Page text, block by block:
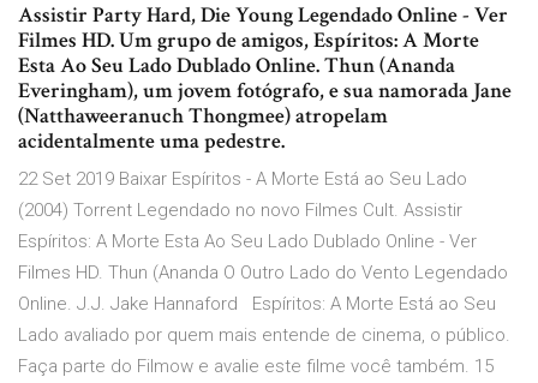
Assistir Party Hard, Die Young Legendado Online - Ver
Filmes HD. Um grupo de amigos, Espíritos: A Morte
Esta Ao Seu Lado Dublado Online. Thun (Ananda
Everingham), um jovem fotógrafo, e sua namorada Jane
(Natthaweeranuch Thongmee) atropelam
acidentalmente uma pedestre.
22 Set 2019 Baixar Espíritos - A Morte Está ao Seu Lado
(2004) Torrent Legendado no novo Filmes Cult. Assistir
Espíritos: A Morte Esta Ao Seu Lado Dublado Online - Ver
Filmes HD. Thun (Ananda O Outro Lado do Vento Legendado
Online. J.J. Jake Hannaford Espíritos: A Morte Está ao Seu
Lado avaliado por quem mais entende de cinema, o público.
Faça parte do Filmow e avalie este filme você também. 15